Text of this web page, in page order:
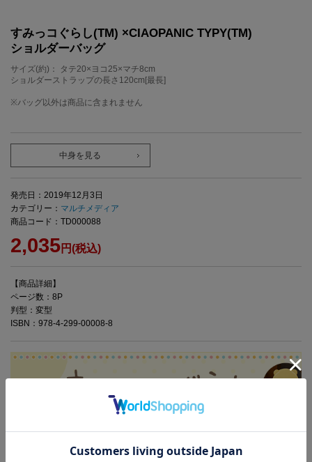
すみっコぐらし(TM) ×CIAOPANIC TYPY(TM)
ショルダーバッグ
サイズ(約)： タテ20×ヨコ25×マチ8cm
ショルダーストラップの長さ120cm[最長]
※バッグ以外は商品に含まれません
中身を見る
発売日：2019年12月3日
カテゴリー： マルチメディア
商品コード：TD000088
2,035円(税込)
【商品詳細】
ページ数：8P
判型：変型
ISBN：978-4-299-00008-8